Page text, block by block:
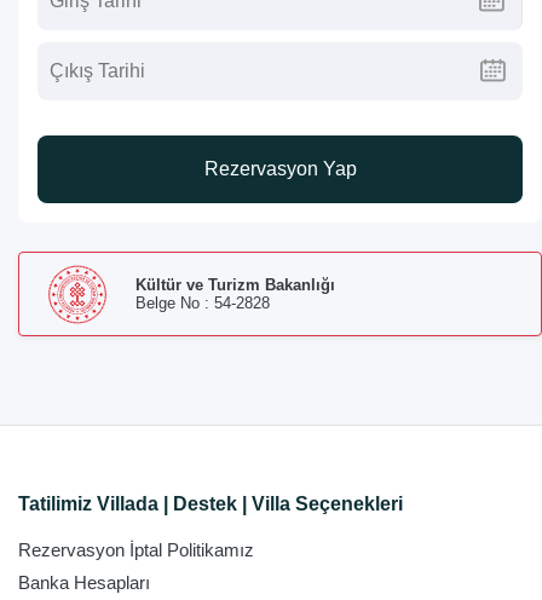
Rezervasyon Yap
Kültür ve Turizm Bakanlığı
Belge No : 54-2828
Tatilimiz Villada | Destek | Villa Seçenekleri
Rezervasyon İptal Politikamız
Banka Hesapları